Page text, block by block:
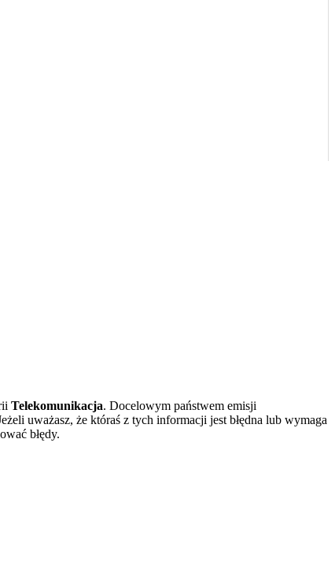
Telekomunikacja. Docelowym państwem emisji
uważasz, że któraś z tych informacji jest błędna lub wymaga
błędy.